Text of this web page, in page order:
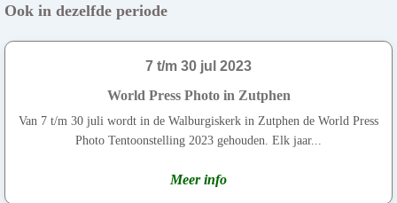
Ook in dezelfde periode
7 t/m 30 jul 2023
World Press Photo in Zutphen
Van 7 t/m 30 juli wordt in de Walburgiskerk in Zutphen de World Press
Photo Tentoonstelling 2023 gehouden. Elk jaar...
Meer info